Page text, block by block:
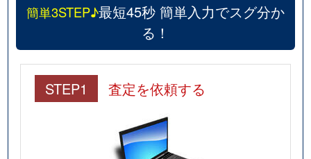
簡単3STEP♪最短45秒 簡単入力でスグ分か
る！
STEP1 査定を依頼する